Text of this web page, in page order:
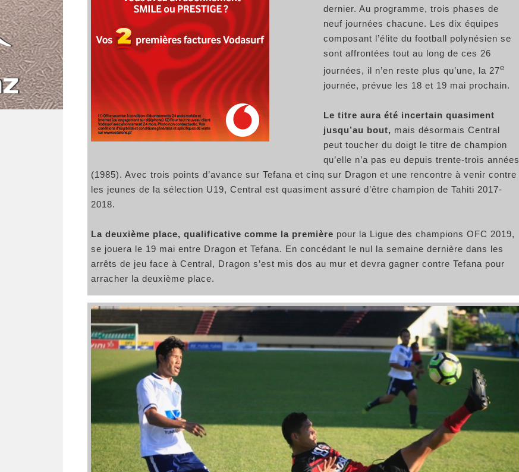
dernier. Au programme, trois phases de
neuf journées chacune. Les dix équipes
composant l’élite du football polynésien se
sont affrontées tout au long de ces 26
journées, il n’en reste plus qu’une, la 27e
journée, prévue les 18 et 19 mai prochain.
Le titre aura été incertain quasiment
jusqu’au bout, mais désormais Central
peut toucher du doigt le titre de champion
qu’elle n’a pas eu depuis trente-trois années
(1985). Avec trois points d’avance sur Tefana et cinq sur Dragon et une rencontre à venir contre
les jeunes de la sélection U19, Central est quasiment assuré d’être champion de Tahiti 2017-
2018.
La deuxième place, qualificative comme la première pour la Ligue des champions OFC 2019,
se jouera le 19 mai entre Dragon et Tefana. En concédant le nul la semaine dernière dans les
arrêts de jeu face à Central, Dragon s’est mis dos au mur et devra gagner contre Tefana pour
arracher la deuxième place.